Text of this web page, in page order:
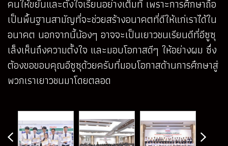
คนให้ขยันและตั้งใจเรียนอย่างเต็มที่ เพราะการศึกษาถือ
เป็นพื้นฐานสามัญที่จะช่วยสร้างอนาคตที่ดีให้แก่เราได้ใน
อนาคต นอกจากนี้น้องๆ อาจจะเป็นเยาวชนเรียนดีที่อีซูซุ
เล็งเห็นถึงความตั้งใจ และมอบโอกาสดีๆ ให้อย่างผม ซึ่ง
ต้องขอขอบคุณอีซูซุด้วยครับที่มอบโอกาสด้านการศึกษาสู่
พวกเราเยาวชนมาโดยตลอด